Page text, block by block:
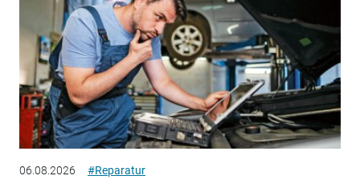
06.08.2026 #Reparatur